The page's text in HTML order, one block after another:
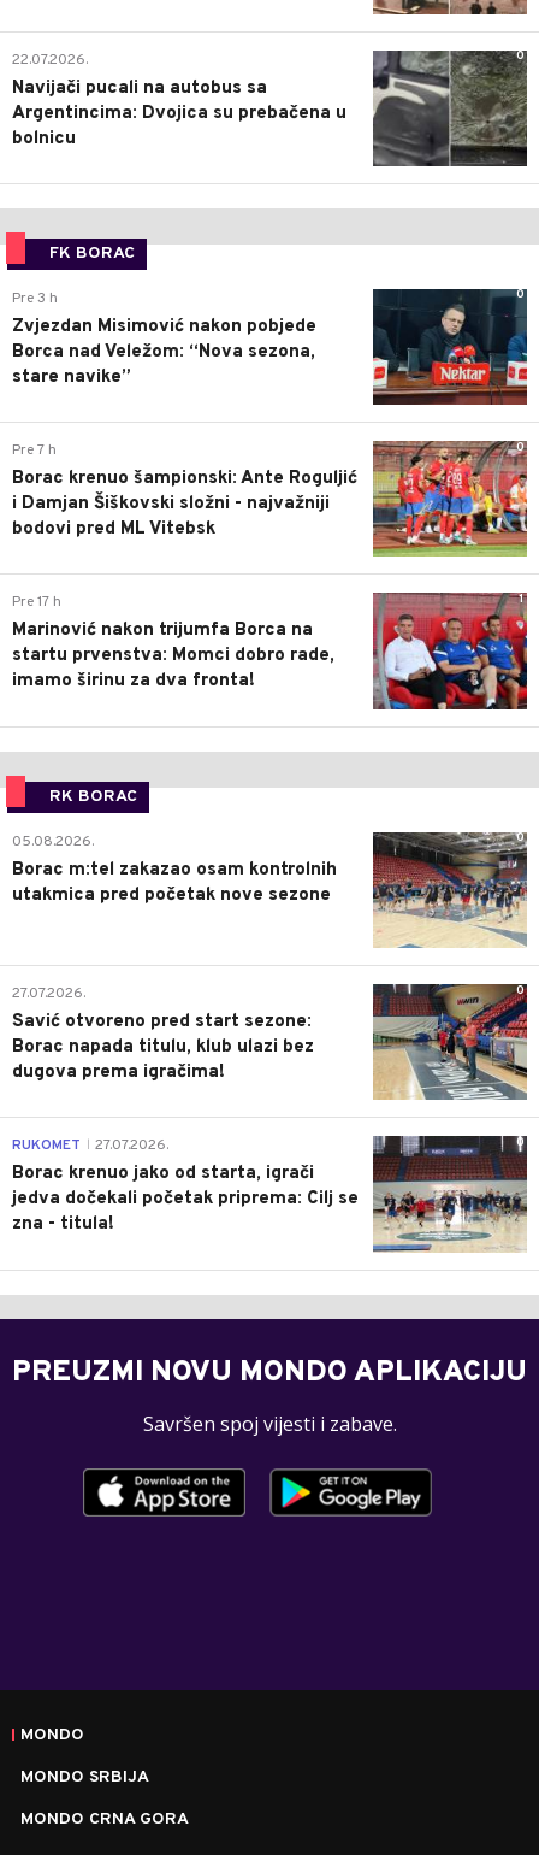
0
22.07.2026.
Navijači pucali na autobus sa
Argentincima: Dvojica su prebačena u
bolnicu
FK BORAC
0
Pre 3 h
Zvjezdan Misimović nakon pobjede
Borca nad Veležom: “Nova sezona,
stare navike”
0
Pre 7 h
Borac krenuo šampionski: Ante Roguljić
i Damjan Šiškovski složni - najvažniji
bodovi pred ML Vitebsk
1
Pre 17 h
Marinović nakon trijumfa Borca na
startu prvenstva: Momci dobro rade,
imamo širinu za dva fronta!
RK BORAC
0
05.08.2026.
Borac m:tel zakazao osam kontrolnih
utakmica pred početak nove sezone
0
27.07.2026.
Savić otvoreno pred start sezone:
Borac napada titulu, klub ulazi bez
dugova prema igračima!
0
RUKOMET 27.07.2026.
Borac krenuo jako od starta, igrači
jedva dočekali početak priprema: Cilj se
zna - titula!
PREUZMI NOVU MONDO APLIKACIJU
Savršen spoj vijesti i zabave.
MONDO
MONDO SRBIJA
MONDO CRNA GORA